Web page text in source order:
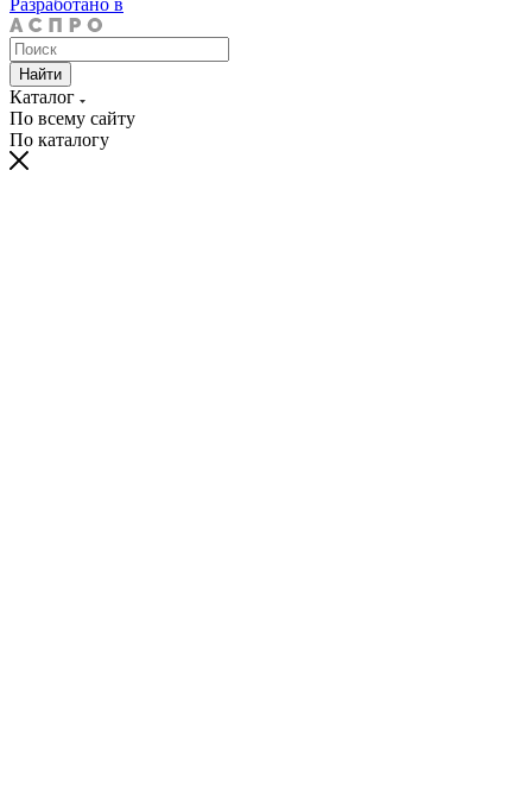
Разработано в
Найти
Каталог
По всему сайту
По каталогу